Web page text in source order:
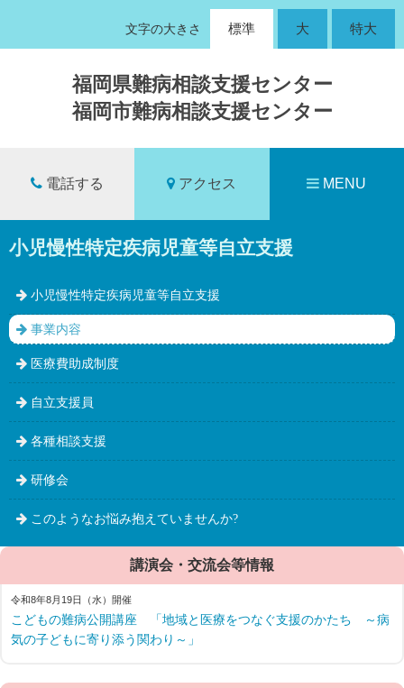
文字の大きさ 標準 大 特大
福岡県難病相談支援センター
福岡市難病相談支援センター
電話する アクセス MENU
小児慢性特定疾病児童等自立支援
小児慢性特定疾病児童等自立支援
事業内容
医療費助成制度
自立支援員
各種相談支援
研修会
このようなお悩み抱えていませんか?
講演会・交流会等情報
令和8年8月19日（水）開催
こどもの難病公開講座 「地域と医療をつなぐ支援のかたち ～病
気の子どもに寄り添う関わり～」